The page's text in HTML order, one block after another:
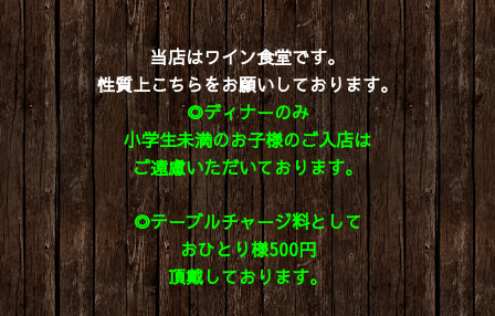
当店はワイン食堂です。
性質上こちらをお願いしております。
◎ディナーのみ
小学生未満のお子様のご入店は
ご遠慮いただいております。
◎テーブルチャージ料として
おひとり様500円
頂戴しております。